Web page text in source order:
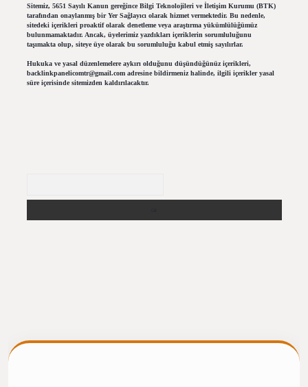
Sitemiz, 5651 Sayılı Kanun gereğince Bilgi Teknolojileri ve İletişim Kurumu (BTK)
tarafından onaylanmış bir Yer Sağlayıcı olarak hizmet vermektedir. Bu nedenle,
sitedeki içerikleri proaktif olarak denetleme veya araştırma yükümlülüğümüz
bulunmamaktadır. Ancak, üyelerimiz yazdıkları içeriklerin sorumluluğunu
taşımakta olup, siteye üye olarak bu sorumluluğu kabul etmiş sayılırlar.
Hukuka ve yasal düzenlemelere aykırı olduğunu düşündüğünüz içerikleri,
backlinkpanelicomtr@gmail.comadresine bildirmeniz halinde, ilgili içerikler yasal
süre içerisinde sitemizden kaldırılacaktır.